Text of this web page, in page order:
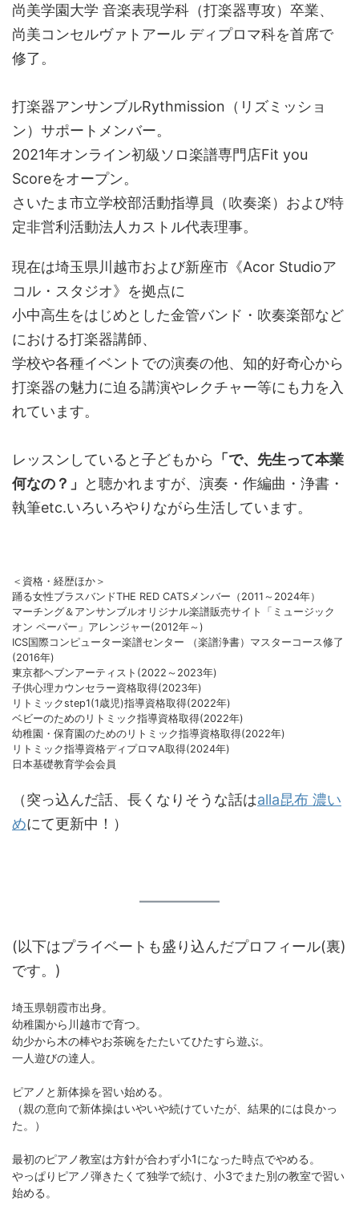
尚美学園大学 音楽表現学科（打楽器専攻）卒業、
尚美コンセルヴァトアール ディプロマ科を首席で
修了。
打楽器アンサンブルRythmission（リズミッショ
ン）サポートメンバー。
2021年オンライン初級ソロ楽譜専門店Fit you
Scoreをオープン。
さいたま市立学校部活動指導員（吹奏楽）および特
定非営利活動法人カストル代表理事。
現在は埼玉県川越市および新座市《Acor Studioア
コル・スタジオ》を拠点に
小中高生をはじめとした金管バンド・吹奏楽部など
における打楽器講師、
学校や各種イベントでの演奏の他、知的好奇心から
打楽器の魅力に迫る講演やレクチャー等にも力を入
れています。
レッスンしていると子どもから
「で、先生って本業
何なの？」
と聴かれますが、演奏・作編曲・浄書・
執筆etc.いろいろやりながら生活しています。
＜資格・経歴ほか＞
踊る女性ブラスバンドTHE RED CATSメンバー（2011～2024年）
マーチング＆アンサンブルオリジナル楽譜販売サイト「ミュージック
オン ペーパー」アレンジャー(2012年～)
ICS国際コンピューター楽譜センター （楽譜浄書）マスターコース修了
(2016年)
東京都ヘブンアーティスト(2022～2023年)
子供心理カウンセラー資格取得(2023年)
リトミックstep1(1歳児)指導資格取得(2022年)
ベビーのためのリトミック指導資格取得(2022年)
幼稚園・保育園のためのリトミック指導資格取得(2022年)
リトミック指導資格ディプロマA取得(2024年)
日本基礎教育学会会員
（突っ込んだ話、長くなりそうな話はalla昆布 濃い
めにて更新中！）
(以下はプライベートも盛り込んだプロフィール(裏)
です。)
埼玉県朝霞市出身。
幼稚園から川越市で育つ。
幼少から木の棒やお茶碗をたたいてひたすら遊ぶ。
一人遊びの達人。
ピアノと新体操を習い始める。
（親の意向で新体操はいやいや続けていたが、結果的には良かっ
た。）
最初のピアノ教室は方針が合わず小1になった時点でやめる。
やっぱりピアノ弾きたくて独学で続け、小3でまた別の教室で習い
始める。